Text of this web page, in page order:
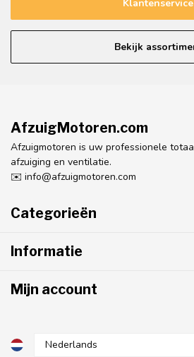
Klantenservice
Bekijk
AfzuigMotoren.com
Afzuigmotoren is uw professionele
afzuiging en ventilatie.
✉️ info@afzuigmotoren.com
Categorieën
Informatie
Mijn account